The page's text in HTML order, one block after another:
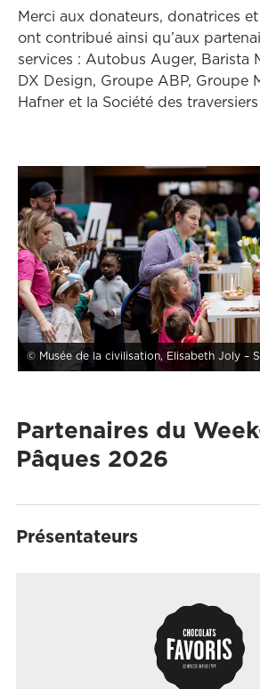
Merci aux donateurs, donatrices
ont contribué ainsi qu’aux
services : Autobus Auger, Barista
DX Design, Groupe ABP, Groupe
Hafner et la Société des
© Musée de la civilisation, Elisabeth Joly –
Partenaires du
Pâques 2026
Présentateurs